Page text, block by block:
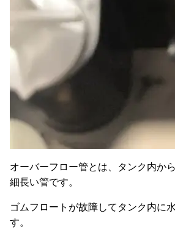
オーバーフロー管とは、タンク内か
細長い管です。
ゴムフロートが故障してタンク内に
す。